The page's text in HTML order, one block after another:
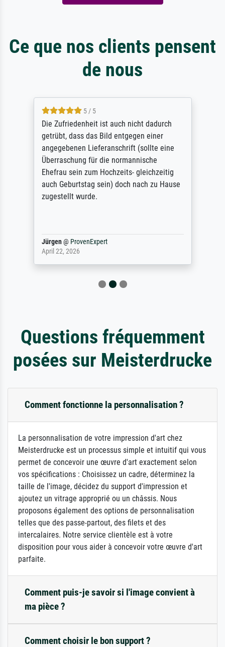
Ce que nos clients pensent
de nous
5 / 5
Die Zufriedenheit ist auch nicht dadurch
getrübt, dass das Bild entgegen einer
angegebenen Lieferanschrift (sollte eine
Überraschung für die normannische
Ehefrau sein zum Hochzeits- gleichzeitig
auch Geburtstag sein) doch nach zu Hause
zugestellt wurde.
Jürgen@ ProvenExpert
April 22, 2026
Questions fréquemment
posées sur Meisterdrucke
Comment fonctionne la personnalisation ?
La personnalisation de votre impression d'art chez
Meisterdrucke est un processus simple et intuitif qui vous
permet de concevoir une œuvre d'art exactement selon
vos spécifications : Choisissez un cadre, déterminez la
taille de l'image, décidez du support d'impression et
ajoutez un vitrage approprié ou un châssis. Nous
proposons également des options de personnalisation
telles que des passe-partout, des filets et des
intercalaires. Notre service clientèle est à votre
disposition pour vous aider à concevoir votre œuvre d'art
parfaite.
Comment puis-je savoir si l'image convient à
ma pièce ?
Comment choisir le bon support ?